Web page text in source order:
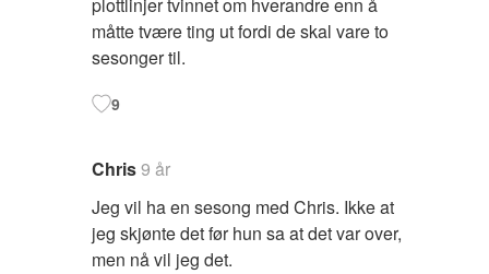
måtte tvære ting ut fordi de skal vare to
sesonger til.
9
Chris9 år
Jeg vil ha en sesong med Chris. Ikke at
jeg skjønte det før hun sa at det var over,
men nå vil jeg det.